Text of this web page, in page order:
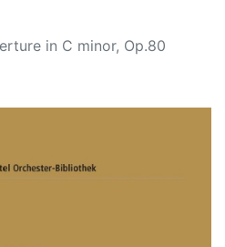
in C minor, Op.80